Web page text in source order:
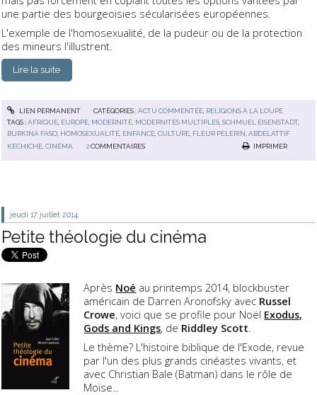
une partie des bourgeoisies sécularisées européennes.
L'exemple de l'homosexualité, de la pudeur ou de la protection
des mineurs l'illustrent.
Lire la suite
LIEN PERMANENT CATÉGORIES :ACTU COMMENTÉE, RELIGIONS À LA LOUPE
TAGS :AFRIQUE EUROPE MODERNITÉ MODERNITÉS MULTIPLES ,SCHMUEL EISENSTADT,
BURKINA FASO HOMOSEXUALITÉ ENFANCE ,CULTURE FLEUR PELERIN ,ABDELATTIF
KECHICHE ,CINÉMA 2 COMMENTAIRES IMPRIMER
jeudi 17 juillet 2014
Petite théologie du cinéma
Après Noé au printemps 2014, blockbuster
américain de Darren Aronofsky avec Russel
Crowe, voici que se profile pour Noël Exodus,
Gods and Kings, de Riddley Scott
Le thème? L'histoire biblique de l'Exode, revue
par l'un des plus grands cinéastes vivants, et
avec Christian Bale (Batman) dans le rôle de
Moïse...